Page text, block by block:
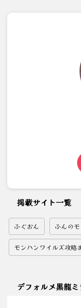
掲載サイト一覧
ふぐおん ふんの
モンハンワイルズ攻略
デフォルメ黒龍